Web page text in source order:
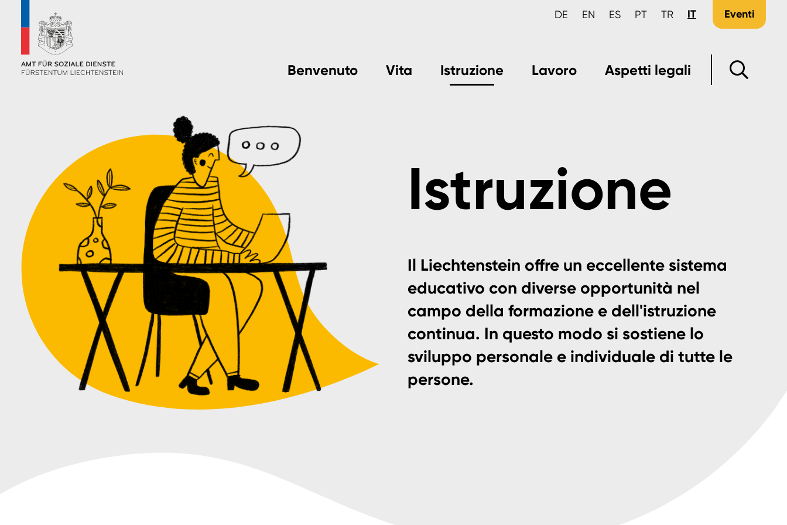
DE EN ES PT TR IT Eventi
Benvenuto Vita Istruzione Lavoro Aspetti legali
Istruzione
Il Liechtenstein offre un eccellente sistema
educativo con diverse opportunità nel
campo della formazione e dell'istruzione
continua. In questo modo si sostiene lo
sviluppo personale e individuale di tutte le
persone.